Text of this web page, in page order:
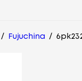
/ Fujuchina /